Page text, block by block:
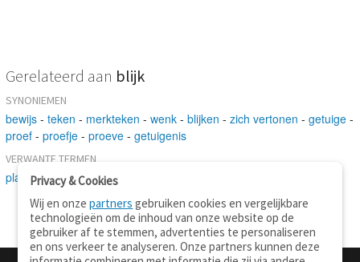
Gerelateerd aan blijk
SYNONIEMEN
bewijs - teken - merkteken - wenk - blijken - zich vertonen - getuige -
proef - proefje - proeve - getuigenis
VERWANTE TERMEN
plaatsvinden
Privacy & Cookies
Wij en onzepartners gebruiken cookies en vergelijkbare
technologieën om de inhoud van onze website op de
gebruiker af te stemmen, advertenties te personaliseren
en ons verkeer te analyseren. Onze partners kunnen deze